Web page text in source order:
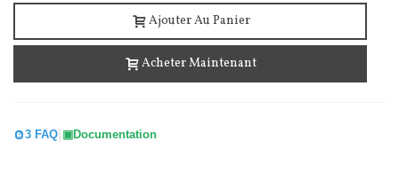
Ajouter Au Panier
Acheter Maintenant
3 FAQ Documentation